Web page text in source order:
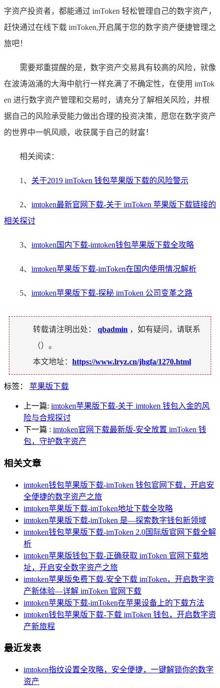
字资产投资者，都能通过 imToken 轻松管理自己的数字资产，
赶快通过在线下载 imToken,开启属于您的数字资产便捷管理之
旅吧！
需要郑重提醒的是，数字资产交易具有较高的风险，就像
在波涛汹涌的大海中航行一样充满了不确定性，在使用 imTok
en 进行数字资产管理和交易时，请充分了解相关风险，并根
据自己的风险承受能力做出合理的投资决策，愿您在数字资产
的世界中一帆风顺，收获属于自己的财富！
相关阅读：
1、 关于2019 imToken 钱包苹果版下载的风险警示
2、 imtoken最新官网下载-关于 imToken 苹果版下载链接的
相关探讨
3、 imtoken国内下载-imtoken钱包苹果版下载全攻略
4、 imtoken苹果版下载-imToken在国内使用情况解析
5、 imtoken苹果版下载-探秘 imToken 公司变革之路
转载请注明出处： qbadmin ，如有疑问，请联系
（）。
本文地址： https://www.lryz.cn/jhgfa/1270.html
标签： 苹果版下载
上一篇: imtoken苹果版下载-关于 imtoken 钱包入金的风
险与合规探讨
下一篇 : imtoken官网下载最新版-安全放置 imToken 钱
包，守护数字资产
相关文章
imtoken钱包苹果版下载-imToken 钱包官网下载，开启安
全便捷的数字资产之旅
imtoken苹果版下载-imToken地址下载全攻略
imtoken苹果版下载-imToken 是—探索数字钱包新领域
imtoken钱包苹果版下载-imToken 2.0国际版官网下载全解
析
imtoken苹果版钱包下载-正确获取 imToken 官网下载地
址，开启安全数字资产之旅
imtoken苹果版免费下载-安全下载 imToken，开启数字资
产新体验—详解 imToken 官网下载
imtoken苹果版下载-imToken在苹果设备上的下载方法
imtoken钱包苹果版下载-下载 imToken 钱包，开启数字资
产新旅程
最近发表
imtoken指纹设置全攻略，安全便捷，一键解锁你的数字
资产